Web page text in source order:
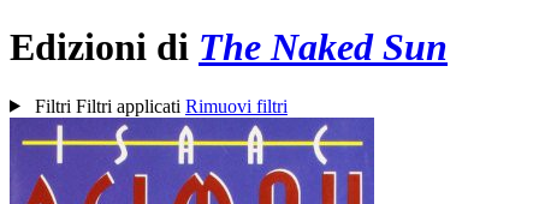
Edizioni di The Naked Sun
Filtri Filtri applicati Rimuovi filtri